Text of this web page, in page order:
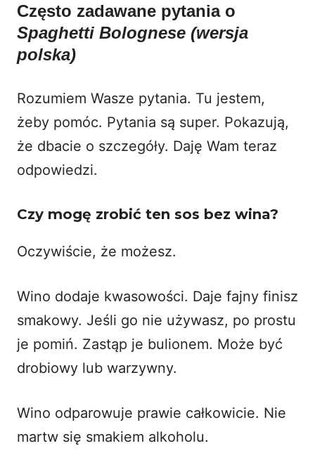
Często zadawane pytania o
Spaghetti Bolognese (wersja
polska)
Rozumiem Wasze pytania. Tu jestem,
żeby pomóc. Pytania są super. Pokazują,
że dbacie o szczegóły. Daję Wam teraz
odpowiedzi.
Czy mogę zrobić ten sos bez wina?
Oczywiście, że możesz.
Wino dodaje kwasowości. Daje fajny finisz
smakowy. Jeśli go nie używasz, po prostu
je pomiń. Zastąp je bulionem. Może być
drobiowy lub warzywny.
Wino odparowuje prawie całkowicie. Nie
martw się smakiem alkoholu.